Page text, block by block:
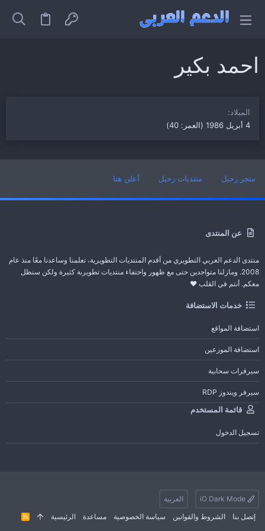
احمد بكير
الميلاد
4 أبريل 1986 (العمر: 40)
عن المنتدى
منتدى الدعم العربي التطويري من أقدم المنتديات التطويرية، تعلمنا وساعدنا معًا منذ عام
2008. ومازلنا متواجدين حتى مع ظهور واختفاء منتديات تطويرىة كثيرة ولكن سنظل
معكم. أنتم في القلب ❤️
خدمات الاستضافة
استضافة المواقع
استضافة الموزعين
سيرفرات سحابية
سيرفر ويندوز RDP
قائمة المستخدم
تسجيل الدخول
متجر رحيل منتديات رحيل أعلن هنا
العربية
إتصل بنا
الشروط والقوانين سياسة الخصوصية مساعدة الرئيسية
R